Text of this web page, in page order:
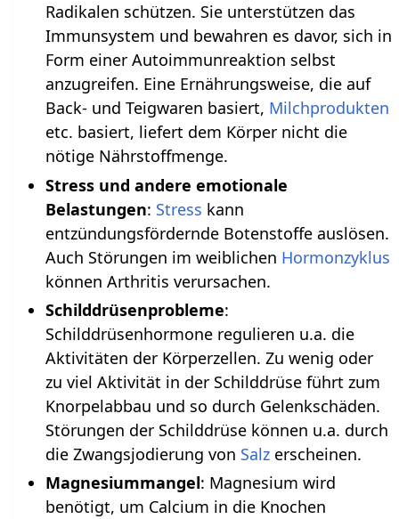
Radikalen schützen. Sie unterstützen das
Immunsystem und bewahren es davor, sich in
Form einer Autoimmunreaktion selbst
anzugreifen. Eine Ernährungsweise, die auf
Back- und Teigwaren basiert, Milchprodukten
etc. basiert, liefert dem Körper nicht die
nötige Nährstoffmenge.
Stress und andere emotionale
Belastungen: Stress kann
entzündungsfördernde Botenstoffe auslösen.
Auch Störungen im weiblichen Hormonzyklus
können Arthritis verursachen.
Schilddrüsenprobleme:
Schilddrüsenhormone regulieren u.a. die
Aktivitäten der Körperzellen. Zu wenig oder
zu viel Aktivität in der Schilddrüse führt zum
Knorpelabbau und so durch Gelenkschäden.
Störungen der Schilddrüse können u.a. durch
die Zwangsjodierung von Salzerscheinen.
Magnesiummangel: Magnesium wird
benötigt, um Calcium in die Knochen